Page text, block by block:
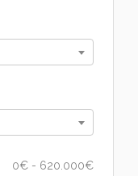
0€ - 620.000€